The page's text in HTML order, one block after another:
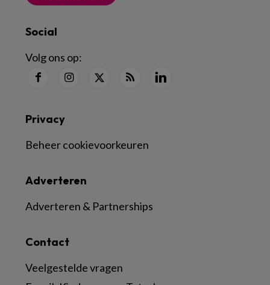
Social
Volg ons op:
Contact
Veelgestelde vragen
Adverteren
Adverteren & Partnerships
Privacy
Beheer cookievoorkeuren